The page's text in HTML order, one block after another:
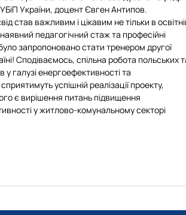
України, доцент Євген Антипов.
став важливим і цікавим не тільки в
педагогічний стаж та професійні
запропоновано стати тренером другої
Сподіваємось, спільна робота польських
у галузі енергоефективності та
успішній реалізації проекту,
є вирішення питань підвищення
у житлово-комунальному секторі